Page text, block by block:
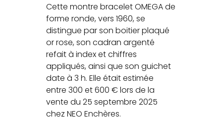
Cette montre bracelet OMEGA de
forme ronde, vers 1960, se
distingue par son boitier plaqué
or rose, son cadran argenté
refait à index et chiffres
appliqués, ainsi que son guichet
date à 3 h. Elle était estimée
entre 300 et 600 € lors de la
vente du 25 septembre 2025
chez NEO Enchères.